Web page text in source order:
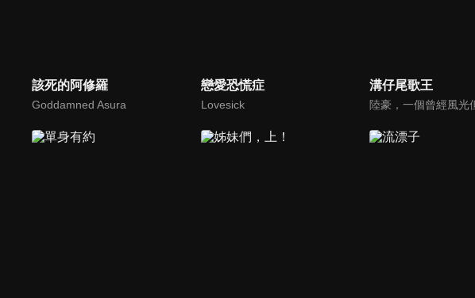
該死的阿修羅
Goddamned Asura
戀愛恐慌症
Lovesick
溝仔尾歌王